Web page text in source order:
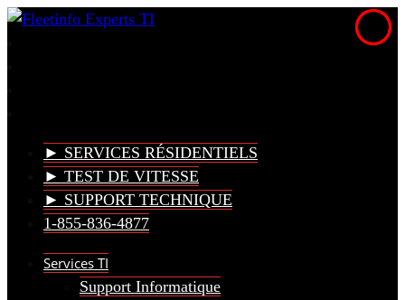
► SERVICES RÉSIDENTIELS
► TEST DE VITESSE
► SUPPORT TECHNIQUE
1-855-836-4877
Services TI
Support Informatique